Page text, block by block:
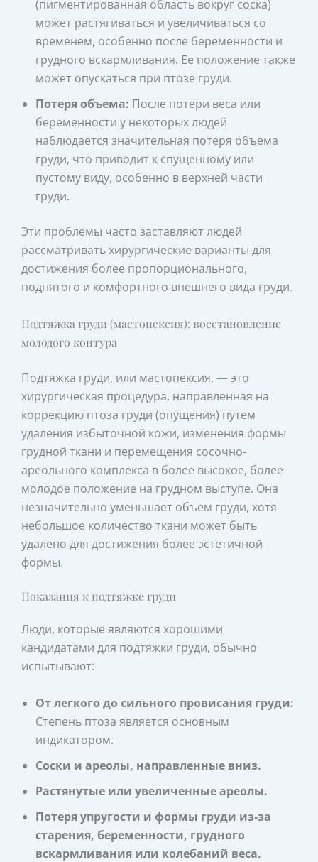
(пигментированная область вокруг соска)
может растягиваться и увеличиваться со
временем, особенно после беременности и
грудного вскармливания. Ее положение также
может опускаться при птозе груди.
Потеря объема: После потери веса или
беременности у некоторых людей
наблюдается значительная потеря объема
груди, что приводит к спущенному или
пустому виду, особенно в верхней части
груди.
Эти проблемы часто заставляют людей
рассматривать хирургические варианты для
достижения более пропорционального,
поднятого и комфортного внешнего вида груди.
Подтяжка груди (мастопексия): восстановление
молодого контура
Подтяжка груди, или мастопексия, — это
хирургическая процедура, направленная на
коррекцию птоза груди (опущения) путем
удаления избыточной кожи, изменения формы
грудной ткани и перемещения сосочно-
ареольного комплекса в более высокое, более
молодое положение на грудном выступе. Она
незначительно уменьшает объем груди, хотя
небольшое количество ткани может быть
удалено для достижения более эстетичной
формы.
Показания к подтяжке груди
Люди, которые являются хорошими
кандидатами для подтяжки груди, обычно
испытывают:
От легкого до сильного провисания груди:
Степень птоза является основным
индикатором.
Соски и ареолы, направленные вниз.
Растянутые или увеличенные ареолы.
Потеря упругости и формы груди из‑за
старения, беременности, грудного
вскармливания или колебаний веса.